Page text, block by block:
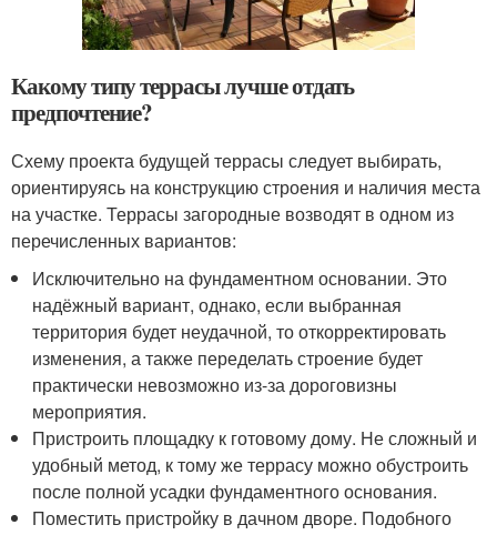
Какому типу террасы лучше отдать
предпочтение?
Схему проекта будущей террасы следует выбирать,
ориентируясь на конструкцию строения и наличия места
на участке. Террасы загородные возводят в одном из
перечисленных вариантов:
Исключительно на фундаментном основании. Это
надёжный вариант, однако, если выбранная
территория будет неудачной, то откорректировать
изменения, а также переделать строение будет
практически невозможно из-за дороговизны
мероприятия.
Пристроить площадку к готовому дому. Не сложный и
удобный метод, к тому же террасу можно обустроить
после полной усадки фундаментного основания.
Поместить пристройку в дачном дворе. Подобного